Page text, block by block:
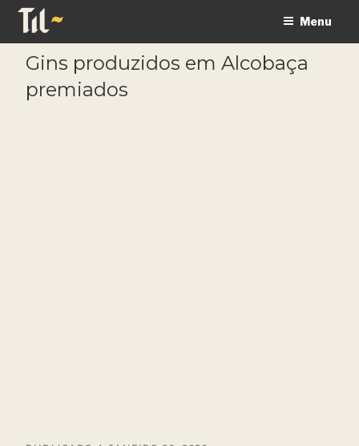
Saltar
para
conteúdo
Menu
Gins produzidos em Alcobaça
premiados